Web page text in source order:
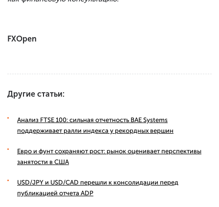
FXOpen
Другие статьи:
Анализ FTSE 100: сильная отчетность BAE Systems
поддерживает ралли индекса у рекордных вершин
Евро и фунт сохраняют рост: рынок оценивает перспективы
занятости в США
USD/JPY и USD/CAD перешли к консолидации перед
публикацией отчета ADP